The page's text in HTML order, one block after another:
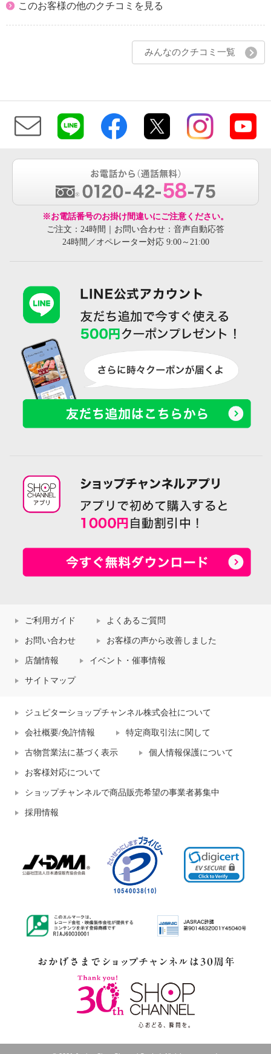
このお客様の他のクチコミを見る
みんなのクチコミ一覧
※お電話番号のお掛け間違いにご注意ください。
ご注文：24時間｜お問い合わせ：音声自動応答
24時間／オペレーター対応 9:00～21:00
ご利用ガイド よくあるご質問
お問い合わせ お客様の声から改善しました
店舗情報 イベント・催事情報
サイトマップ
ジュピターショップチャンネル株式会社について
会社概要/免許情報 特定商取引法に関して
古物営業法に基づく表示 個人情報保護について
お客様対応について
ショップチャンネルで商品販売希望の事業者募集中
採用情報